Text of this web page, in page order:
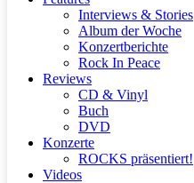
Interviews & Stories
Album der Woche
Konzertberichte
Rock In Peace
Reviews
CD & Vinyl
Buch
DVD
Konzerte
ROCKS präsentiert!
Videos